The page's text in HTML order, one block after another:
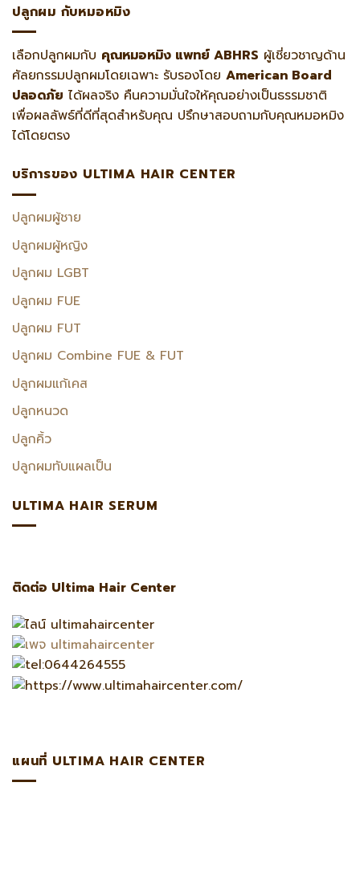
ปลูกผม กับหมอหมิง
เลือกปลูกผมกับ คุณหมอหมิง แพทย์ ABHRS ผู้เชี่ยวชาญด้าน
ศัลยกรรมปลูกผมโดยเฉพาะ รับรองโดย American Board
ปลอดภัย ได้ผลจริง คืนความมั่นใจให้คุณอย่างเป็นธรรมชาติ
เพื่อผลลัพธ์ที่ดีที่สุดสำหรับคุณ ปรึกษาสอบถามกับคุณหมอหมิง
ได้โดยตรง
บริการของ ULTIMA HAIR CENTER
ปลูกผมผู้ชาย
ปลูกผมผู้หญิง
ปลูกผม LGBT
ปลูกผม FUE
ปลูกผม FUT
ปลูกผม Combine FUE & FUT
ปลูกผมแก้เคส
ปลูกหนวด
ปลูกคิ้ว
ปลูกผมทับแผลเป็น
ULTIMA HAIR SERUM
ติดต่อ Ultima Hair Center
แผนที่ ULTIMA HAIR CENTER